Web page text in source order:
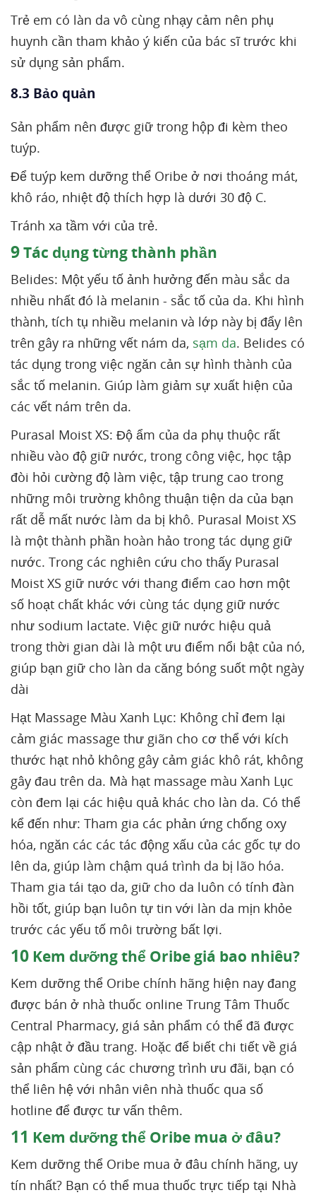
Trẻ em có làn da vô cùng nhạy cảm nên phụ
huynh cần tham khảo ý kiến của bác sĩ trước khi
sử dụng sản phẩm.
8.3 Bảo quản
Sản phẩm nên được giữ trong hộp đi kèm theo
tuýp.
Để tuýp kem dưỡng thể Oribe ở nơi thoáng mát,
khô ráo, nhiệt độ thích hợp là dưới 30 độ C.
Tránh xa tầm với của trẻ.
9Tác dụng từng thành phần
Belides: Một yếu tố ảnh hưởng đến màu sắc da
nhiều nhất đó là melanin - sắc tố của da. Khi hình
thành, tích tụ nhiều melanin và lớp này bị đẩy lên
trên gây ra những vết nám da, sạm da. Belides có
tác dụng trong việc ngăn cản sự hình thành của
sắc tố melanin. Giúp làm giảm sự xuất hiện của
các vết nám trên da.
Purasal Moist XS: Độ ẩm của da phụ thuộc rất
nhiều vào độ giữ nước, trong công việc, học tập
đòi hỏi cường độ làm việc, tập trung cao trong
những môi trường không thuận tiện da của bạn
rất dễ mất nước làm da bị khô. Purasal Moist XS
là một thành phần hoàn hảo trong tác dụng giữ
nước. Trong các nghiên cứu cho thấy Purasal
Moist XS giữ nước với thang điểm cao hơn một
số hoạt chất khác với cùng tác dụng giữ nước
như sodium lactate. Việc giữ nước hiệu quả
trong thời gian dài là một ưu điểm nổi bật của nó,
giúp bạn giữ cho làn da căng bóng suốt một ngày
dài
Hạt Massage Màu Xanh Lục: Không chỉ đem lại
cảm giác massage thư giãn cho cơ thể với kích
thước hạt nhỏ không gây cảm giác khô rát, không
gây đau trên da. Mà hạt massage màu Xanh Lục
còn đem lại các hiệu quả khác cho làn da. Có thể
kể đến như: Tham gia các phản ứng chống oxy
hóa, ngăn các các tác động xấu của các gốc tự do
lên da, giúp làm chậm quá trình da bị lão hóa.
Tham gia tái tạo da, giữ cho da luôn có tính đàn
hồi tốt, giúp bạn luôn tự tin với làn da mịn khỏe
trước các yếu tố môi trường bất lợi.
10 Kem dưỡng thể Oribe giá bao nhiêu?
Kem dưỡng thể Oribe chính hãng hiện nay đang
được bán ở nhà thuốc online Trung Tâm Thuốc
Central Pharmacy, giá sản phẩm có thể đã được
cập nhật ở đầu trang. Hoặc để biết chi tiết về giá
sản phẩm cùng các chương trình ưu đãi, bạn có
thể liên hệ với nhân viên nhà thuốc qua số
hotline để được tư vấn thêm.
11 Kem dưỡng thể Oribe mua ở đâu?
Kem dưỡng thể Oribe mua ở đâu chính hãng, uy
tín nhất? Bạn có thể mua thuốc trực tiếp tại Nhà